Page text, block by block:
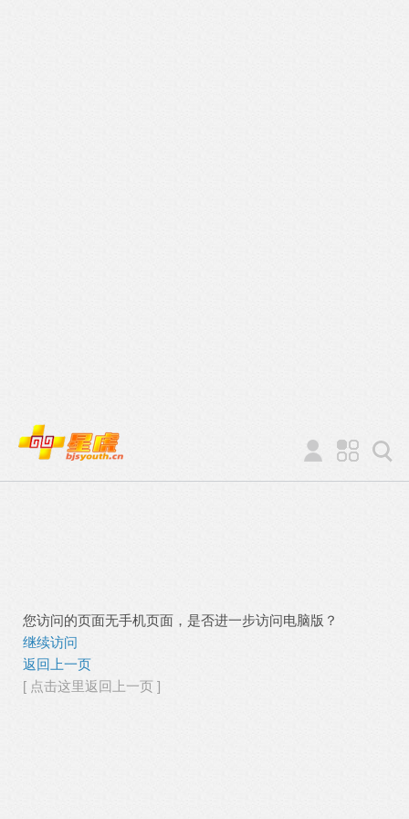
您访问的页面无手机页面，是否进一步访问电脑版？
继续访问
返回上一页
[ 点击这里返回上一页 ]